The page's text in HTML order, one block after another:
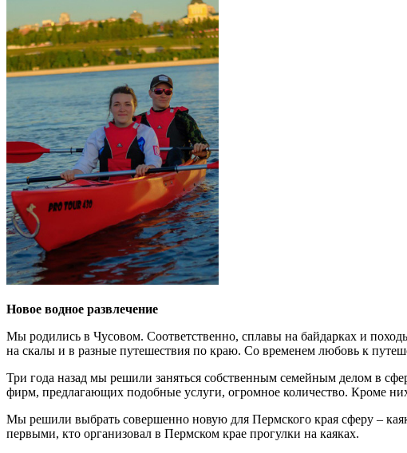
Новое водное развлечение
Мы родились в Чусовом. Соответственно, сплавы на байдарках и
на скалы и в разные путешествия по краю. Со временем любовь к
Три года назад мы решили заняться собственным семейным делом в
фирм, предлагающих подобные услуги, огромное количество. Кроме
Мы решили выбрать совершенно новую для Пермского края сферу –
первыми, кто организовал в Пермском крае прогулки на каяках.